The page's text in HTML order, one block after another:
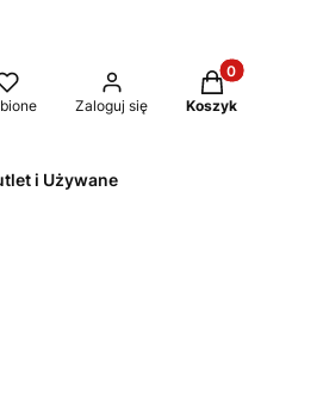
Zaloguj się
Produkty w
Koszyk
i Używane